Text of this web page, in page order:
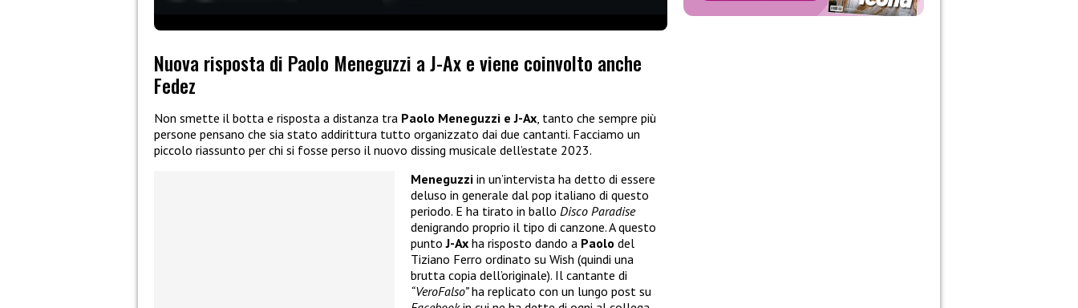
Nuova risposta di Paolo Meneguzzi a J-Ax e viene coinvolto anche
Fedez
Non smette il botta e risposta a distanza tra Paolo Meneguzzi e J-Ax, tanto che sempre più
persone pensano che sia stato addirittura tutto organizzato dai due cantanti. Facciamo un
piccolo riassunto per chi si fosse perso il nuovo dissing musicale dell’estate 2023.
Meneguzzi in un’intervista ha detto di essere
deluso in generale dal pop italiano di questo
periodo. E ha tirato in ballo Disco Paradise
denigrando proprio il tipo di canzone. A questo
punto J-Ax ha risposto dando a Paolo del
Tiziano Ferro ordinato su Wish (quindi una
brutta copia dell’originale). Il cantante di
“VeroFalso”ha replicato con un lungo post su